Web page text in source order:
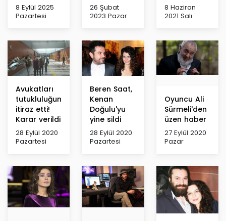
8 Eylül 2025
Pazartesi
26 Şubat
2023 Pazar
8 Haziran
2021 Salı
Avukatları
tutukluluğuna
itiraz etti!
Karar verildi
28 Eylül 2020
Pazartesi
Beren Saat,
Kenan
Doğulu'yu
yine sildi
28 Eylül 2020
Pazartesi
Oyuncu Ali
Sürmeli'den
üzen haber
27 Eylül 2020
Pazar